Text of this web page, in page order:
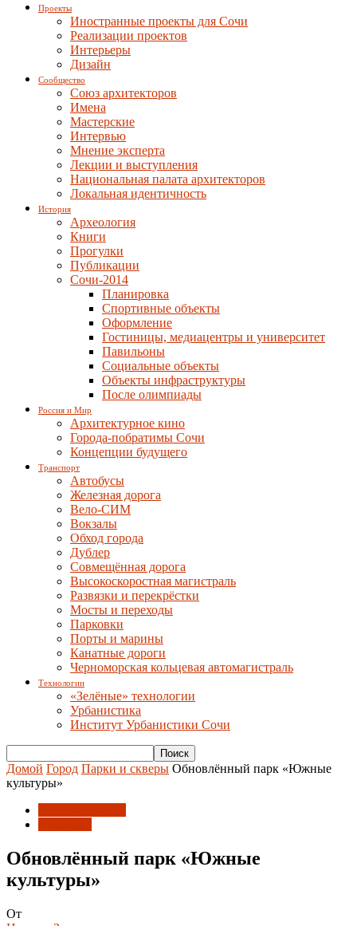
Проекты
Иностранные проекты для Сочи
Реализации проектов
Интерьеры
Дизайн
Сообщество
Союз архитекторов
Имена
Мастерские
Интервью
Мнение эксперта
Лекции и выступления
Национальная палата архитекторов
Локальная идентичность
История
Археология
Книги
Прогулки
Публикации
Сочи-2014
Планировка
Спортивные объекты
Оформление
Гостиницы, медиацентры и университет
Павильоны
Социальные объекты
Объекты инфраструктуры
После олимпиады
Россия и Мир
Архитектурное кино
Города-побратимы Сочи
Концепции будущего
Транспорт
Автобусы
Железная дорога
Вело-СИМ
Вокзалы
Обход города
Дублер
Совмещённая дорога
Высокоскоростная магистраль
Развязки и перекрёстки
Мосты и переходы
Парковки
Порты и марины
Канатные дороги
Черноморская кольцевая автомагистраль
Технологии
«Зелёные» технологии
Урбанистика
Институт Урбанистики Сочи
Домой Город Парки и скверы Обновлённый парк «Южные
культуры»
Обновлённый парк «Южные
культуры»
От